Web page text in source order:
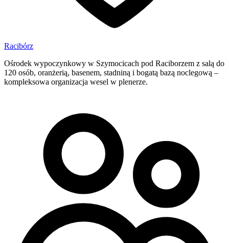
Racibórz
Ośrodek wypoczynkowy w Szymocicach pod Raciborzem z salą do
120 osób, oranżerią, basenem, stadniną i bogatą bazą noclegową –
kompleksowa organizacja wesel w plenerze.